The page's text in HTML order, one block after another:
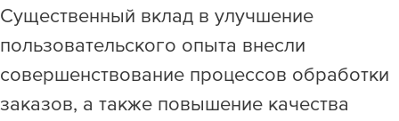
Существенный вклад в улучшение
пользовательского опыта внесли
совершенствование процессов обработки
заказов, а также повышение качества